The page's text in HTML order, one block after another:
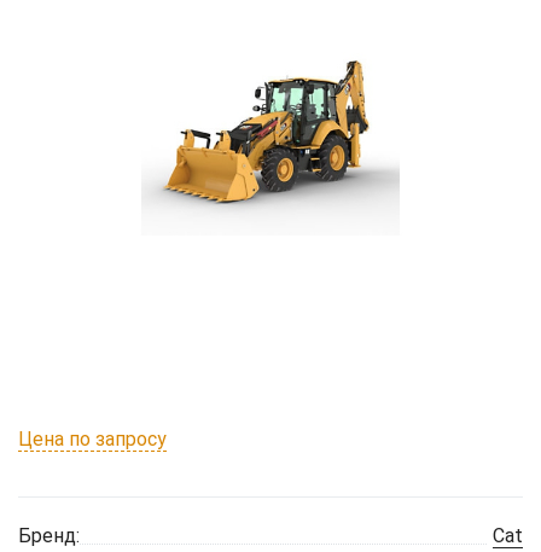
Цена по запросу
Бренд:
Cat